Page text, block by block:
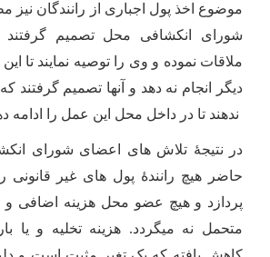
موضوع اخذ پول اجباری از رانندگان نیز
شورای انکشافی محل تصمیم گرفتند
ملاقات نموده و وی را توصیه نمایند تا
دیگر انجام نه دهد و آنها تصمیم گرفتند
ندهند تا در داخل محل این عمل را ادامه
در نتیجۀ تلاش های اعضای شورای
حاضر هیچ رانندۀ پول های غیر
پردازد و هیچ عضو محل هزینه اضافی و
متحمل نه